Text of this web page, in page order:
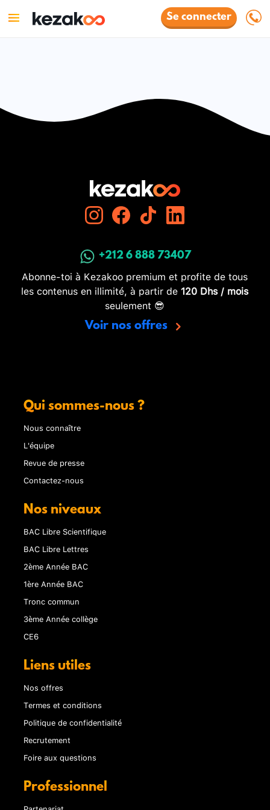
Se connecter
+212 6 888 73407
Abonne-toi à Kezakoo premium et profite de tous
les contenus en illimité, à partir de 120 Dhs / mois
seulement 😎
Voir nos offres
Qui sommes-nous ?
Nous connaître
L'équipe
Revue de presse
Contactez-nous
Nos niveaux
BAC Libre Scientifique
BAC Libre Lettres
2ème Année BAC
1ère Année BAC
Tronc commun
3ème Année collège
CE6
Liens utiles
Nos offres
Termes et conditions
Politique de confidentialité
Recrutement
Foire aux questions
Professionnel